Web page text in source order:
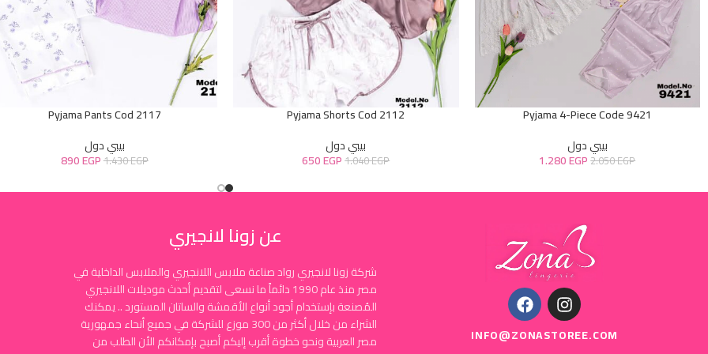
Pyjama 4-Piece Code 9421
بيبي دول
2.050EGP
1.280EGP
Pyjama Shorts Cod 2112
بيبي دول
1.040EGP
650EGP
Pyjama Pants Cod 2117
بيبي دول
1.430EGP
890EGP
INFO@ZONASTOREE.COM
عن زونا لانجيري
شركة زونا لانجيري رواد صناعة ملابس اللانجيري والملابس الداخلية في
مصر منذ عام 1990 دائماً ما نسعى لتقديم أحدث موديلات اللانجيري
المُصنعة بإستخدام أجود أنواع الأقمشة والساتان المستورد .. يمكنك
الشراء من خلال أكثر من 300 موزع للشركة في جميع أنحاء جمهورية
مصر العربية ونحو خطوة أقرب إليكم أصبح بإمكانكم الأن الطلب من